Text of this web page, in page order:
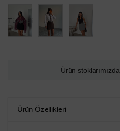
Tükendi
Ürün stoklarımızda
Ürün Özellikleri